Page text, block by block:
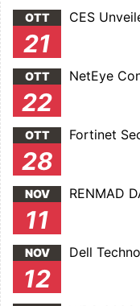
OTT
21
CES
OTT
22
NetEye
OTT
28
Fortinet
NOV
11
RENMAD
NOV
12
Dell